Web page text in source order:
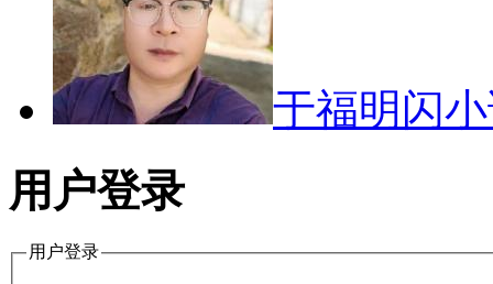
于福明闪
用户登录
用户登录